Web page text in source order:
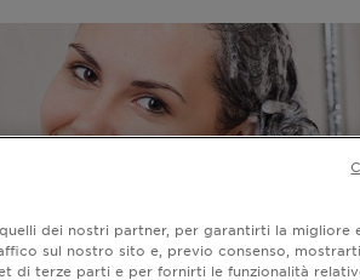
dei nostri partner, per garantirti la migliore
sul nostro sito e, previo consenso,
di terze parti e per fornirti le funzionalità